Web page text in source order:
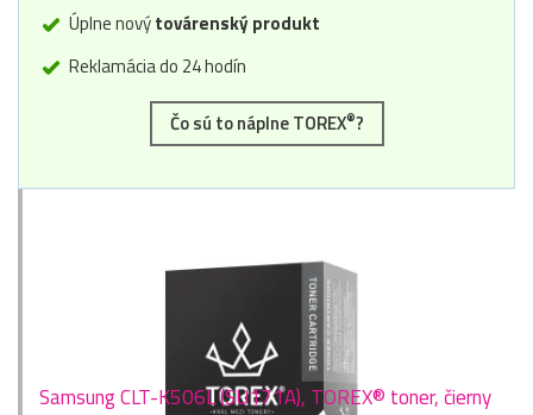
Úplne novýtovárenský produkt
Reklamácia do 24 hodín
Čo sú to náplne TOREX®?
Samsung CLT-K506L (SU171A), TOREX® toner, čierny